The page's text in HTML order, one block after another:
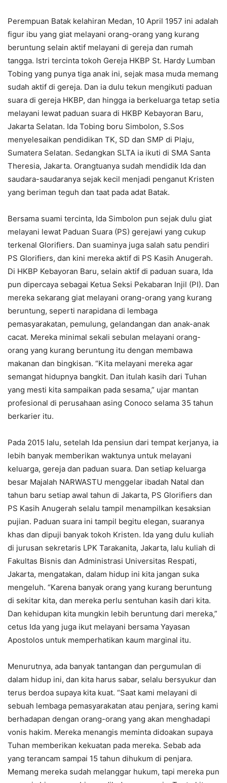
Perempuan Batak kelahiran Medan, 10 April 1957 ini adalah
figur ibu yang giat melayani orang-orang yang kurang
beruntung selain aktif melayani di gereja dan rumah
tangga. Istri tercinta tokoh Gereja HKBP St. Hardy Lumban
Tobing yang punya tiga anak ini, sejak masa muda memang
sudah aktif di gereja. Dan ia dulu tekun mengikuti paduan
suara di gereja HKBP, dan hingga ia berkeluarga tetap setia
melayani lewat paduan suara di HKBP Kebayoran Baru,
Jakarta Selatan. Ida Tobing boru Simbolon, S.Sos
menyelesaikan pendidikan TK, SD dan SMP di Plaju,
Sumatera Selatan. Sedangkan SLTA ia ikuti di SMA Santa
Theresia, Jakarta. Orangtuanya sudah mendidik Ida dan
saudara-saudaranya sejak kecil menjadi penganut Kristen
yang beriman teguh dan taat pada adat Batak.
Bersama suami tercinta, Ida Simbolon pun sejak dulu giat
melayani lewat Paduan Suara (PS) gerejawi yang cukup
terkenal Glorifiers. Dan suaminya juga salah satu pendiri
PS Glorifiers, dan kini mereka aktif di PS Kasih Anugerah.
Di HKBP Kebayoran Baru, selain aktif di paduan suara, Ida
pun dipercaya sebagai Ketua Seksi Pekabaran Injil (PI). Dan
mereka sekarang giat melayani orang-orang yang kurang
beruntung, seperti narapidana di lembaga
pemasyarakatan, pemulung, gelandangan dan anak-anak
cacat. Mereka minimal sekali sebulan melayani orang-
orang yang kurang beruntung itu dengan membawa
makanan dan bingkisan. “Kita melayani mereka agar
semangat hidupnya bangkit. Dan itulah kasih dari Tuhan
yang mesti kita sampaikan pada sesama,” ujar mantan
profesional di perusahaan asing Conoco selama 35 tahun
berkarier itu.
Pada 2015 lalu, setelah Ida pensiun dari tempat kerjanya, ia
lebih banyak memberikan waktunya untuk melayani
keluarga, gereja dan paduan suara. Dan setiap keluarga
besar Majalah NARWASTU menggelar ibadah Natal dan
tahun baru setiap awal tahun di Jakarta, PS Glorifiers dan
PS Kasih Anugerah selalu tampil menampilkan kesaksian
pujian. Paduan suara ini tampil begitu elegan, suaranya
khas dan dipuji banyak tokoh Kristen. Ida yang dulu kuliah
di jurusan sekretaris LPK Tarakanita, Jakarta, lalu kuliah di
Fakultas Bisnis dan Administrasi Universitas Respati,
Jakarta, mengatakan, dalam hidup ini kita jangan suka
mengeluh. “Karena banyak orang yang kurang beruntung
di sekitar kita, dan mereka perlu sentuhan kasih dari kita.
Dan kehidupan kita mungkin lebih beruntung dari mereka,”
cetus Ida yang juga ikut melayani bersama Yayasan
Apostolos untuk memperhatikan kaum marginal itu.
Menurutnya, ada banyak tantangan dan pergumulan di
dalam hidup ini, dan kita harus sabar, selalu bersyukur dan
terus berdoa supaya kita kuat. “Saat kami melayani di
sebuah lembaga pemasyarakatan atau penjara, sering kami
berhadapan dengan orang-orang yang akan menghadapi
vonis hakim. Mereka menangis meminta didoakan supaya
Tuhan memberikan kekuatan pada mereka. Sebab ada
yang terancam sampai 15 tahun dihukum di penjara.
Memang mereka sudah melanggar hukum, tapi mereka pun